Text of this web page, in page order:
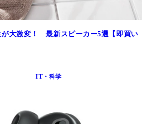
が大激変！ 最新スピーカー5選【即買い
IT・科学